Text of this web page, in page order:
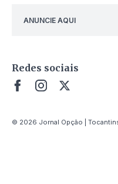
ANUNCIE AQUI
Redes sociais
© 2026 Jornal Opção |